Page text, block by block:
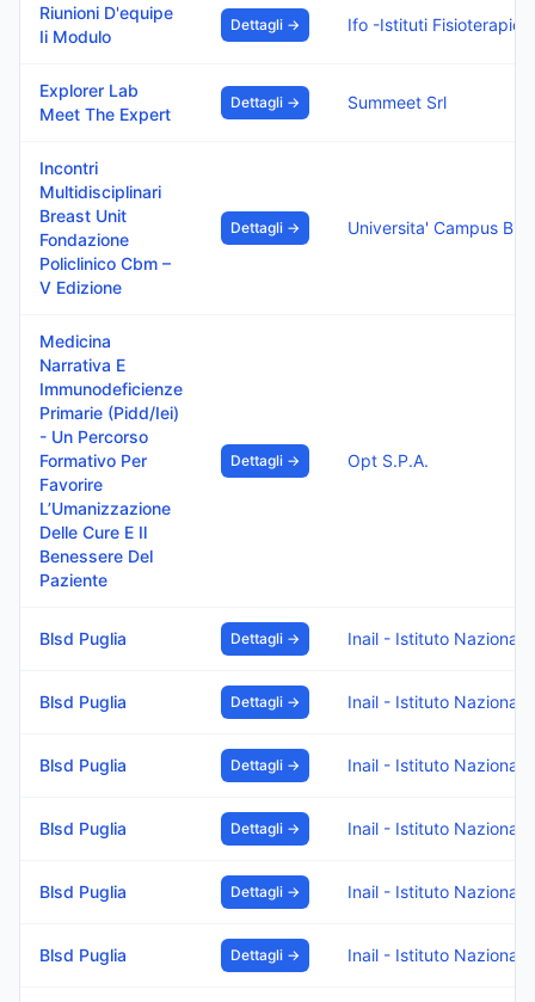
Riunioni D'equipe
Ii Modulo
Dettagli →
Explorer Lab
Meet The Expert
Dettagli → Summeet Srl
Incontri
Multidisciplinari
Breast Unit
Fondazione
Policlinico Cbm –
V Edizione
Dettagli →
Medicina
Narrativa E
Immunodeficienze
Primarie (Pidd/Iei)
- Un Percorso
Formativo Per
Favorire
L’Umanizzazione
Delle Cure E Il
Benessere Del
Paziente
Dettagli → Opt S.P.A.
Blsd Puglia Dettagli →
Blsd Puglia Dettagli →
Blsd Puglia Dettagli →
Blsd Puglia Dettagli →
Blsd Puglia Dettagli →
Blsd Puglia Dettagli →